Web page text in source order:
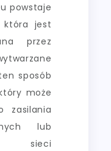
powstaje
która jest
przez
sposób
może
zasilania
lub
sieci